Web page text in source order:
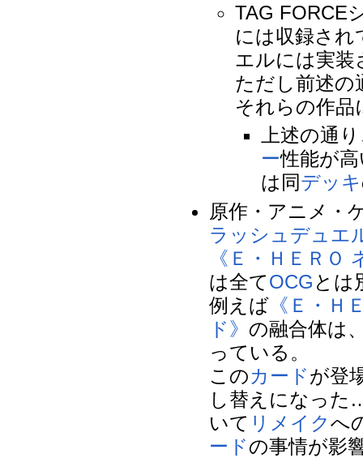
TAG FORCE
には収録さ
エルには実装
ただし前述の
それらの作品
上述の通
ー性能が
は同デッキ
原作・アニメ・
ラッシュデュエ
《Ｅ・ＨＥＲＯ
は全てOCG とは
例えば 《Ｅ・Ｈ
ド》 の融合体は
っている。
このカードが登
し替えになった
いて リメイクへ
ードの事情が影